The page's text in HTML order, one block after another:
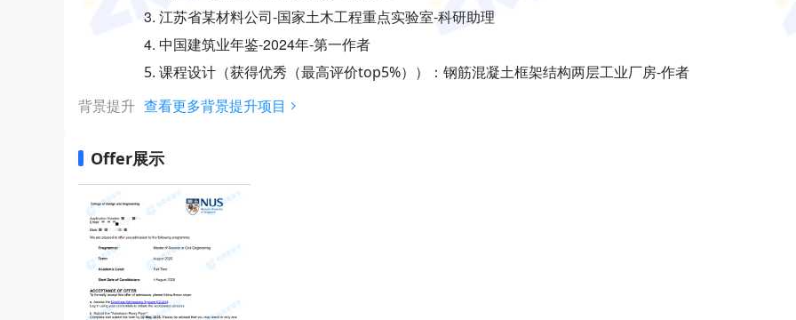
3. 江苏省某材料公司-国家土木工程重点实验室-科研助理
4. 中国建筑业年鉴-2024年-第一作者
5. 课程设计（获得优秀（最高评价top5%））：钢筋混凝土框架结构两层工业厂房-作者
背景提升 查看更多背景提升项目
Offer展示